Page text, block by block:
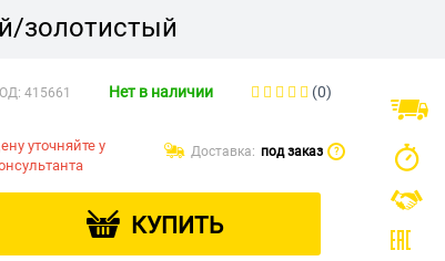
золотистый
415661 Нет в наличии (0)
уточняйте у
Доставка: под заказ ?
КУПИТЬ